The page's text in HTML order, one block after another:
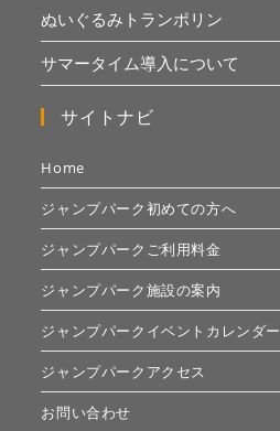
ぬいぐるみトランポリン
サマータイム導入について
サイトナビ
Home
ジャンプパーク初めての方へ
ジャンプパークご利用料金
ジャンプパーク施設の案内
ジャンプパークイベントカレンダー
ジャンプパークアクセス
お問い合わせ